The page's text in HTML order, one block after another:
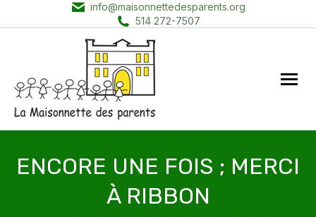
info@maisonnettedesparents.org
514 272-7507
ENCORE UNE FOIS ; MERCI
À RIBBON